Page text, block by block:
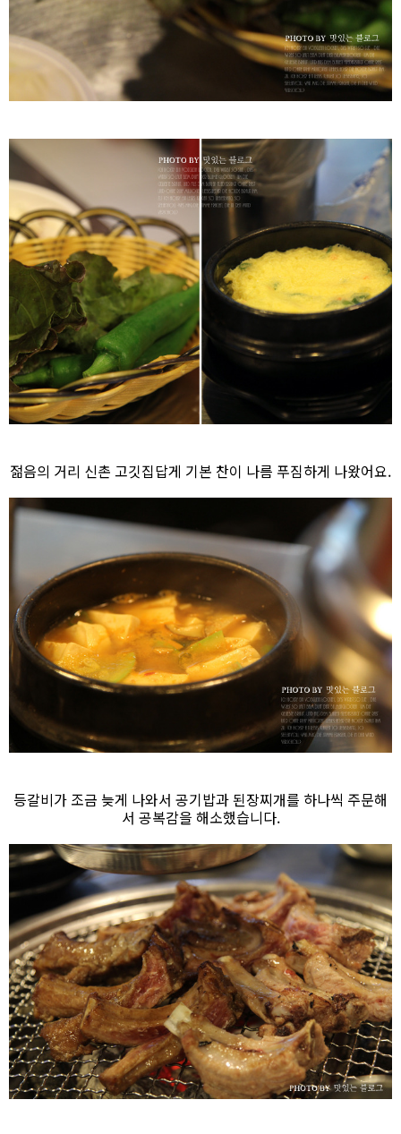
젊음의 거리 신촌 고깃집답게 기본 찬이 나름 푸짐하게 나왔어요.
등갈비가 조금 늦게 나와서 공기밥과 된장찌개를 하나씩 주문해
서 공복감을 해소했습니다.